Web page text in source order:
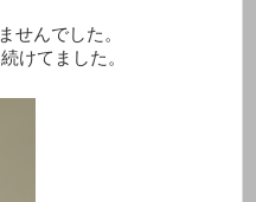
せんでした。
けてました。